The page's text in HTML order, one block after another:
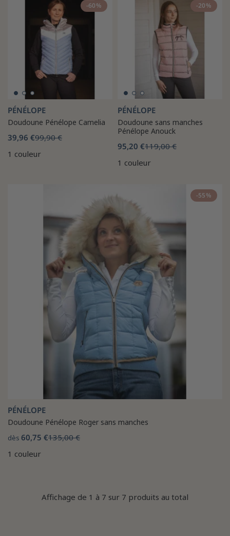
-60%
PÉNÉLOPE
Doudoune Pénélope Camelia
39,96 €99,90 €
1 couleur
-20%
PÉNÉLOPE
Doudoune sans manches
Pénélope Anouck
95,20 €119,00 €
1 couleur
-55%
PÉNÉLOPE
Doudoune Pénélope Roger sans manches
dès 60,75 €135,00 €
1 couleur
Affichage de 1 à 7 sur 7 produits au total